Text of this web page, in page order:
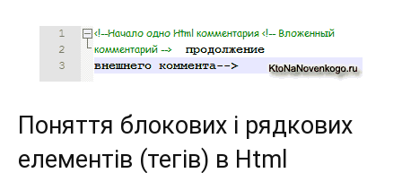
Поняття блокових і рядкових
елементів (тегів) в Html